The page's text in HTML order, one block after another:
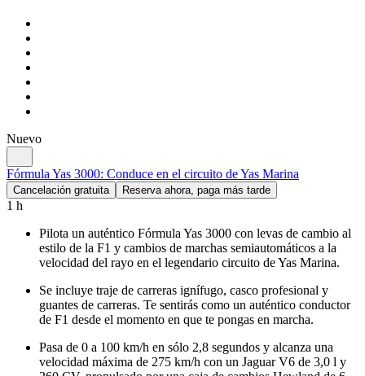
Nuevo
Fórmula Yas 3000: Conduce en el circuito de Yas Marina
Cancelación gratuita Reserva ahora, paga más tarde
1 h
Pilota un auténtico Fórmula Yas 3000 con levas de cambio al
estilo de la F1 y cambios de marchas semiautomáticos a la
velocidad del rayo en el legendario circuito de Yas Marina.
Se incluye traje de carreras ignífugo, casco profesional y
guantes de carreras. Te sentirás como un auténtico conductor
de F1 desde el momento en que te pongas en marcha.
Pasa de 0 a 100 km/h en sólo 2,8 segundos y alcanza una
velocidad máxima de 275 km/h con un Jaguar V6 de 3,0 l y